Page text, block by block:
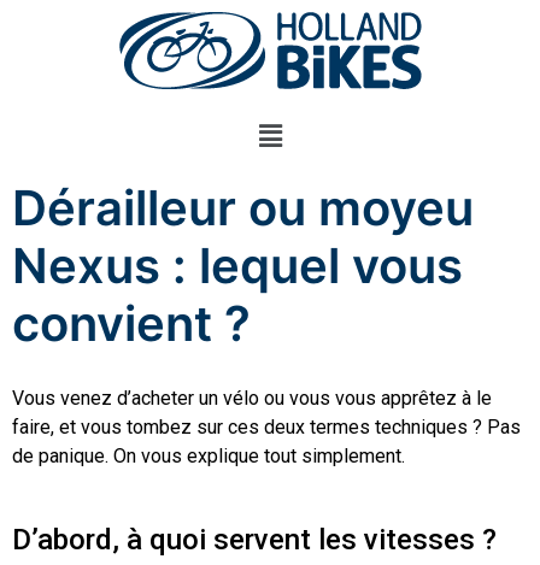
Dérailleur ou moyeu
Nexus : lequel vous
convient ?
Vous venez d’acheter un vélo ou vous vous apprêtez à le
faire, et vous tombez sur ces deux termes techniques ? Pas
de panique. On vous explique tout simplement.
D’abord, à quoi servent les vitesses ?